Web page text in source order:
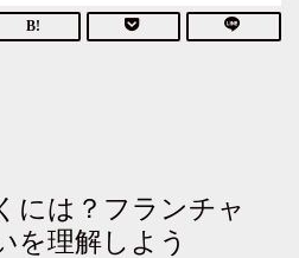
には？フランチャ
を理解しよう